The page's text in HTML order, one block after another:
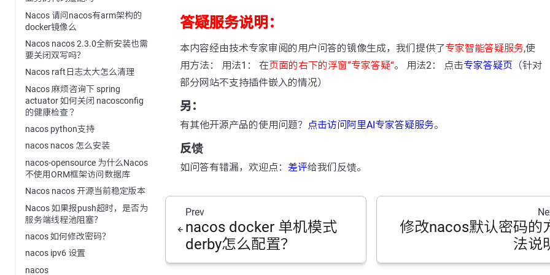
Nacos 请问nacos有arm架构的
docker镜像么
Nacos nacos 2.3.0全新安装也需
要关闭双写吗？
Nacos raft日志太大怎么清理
Nacos 麻烦咨询下 spring
actuator 如何关闭 nacosconfig
的健康检查 ？
nacos python支持
nacos nacos 怎么安装
nacos-opensource 为什么Nacos
不使用ORM框架访问数据库
Nacos nacos 开源当前稳定版本
Nacos 如果报push超时，是否为
服务端线程池阻塞？
nacos 如何修改密码？
nacos ipv6 设置
nacos
答疑服务说明：
本内容经由技术专家审阅的用户问答的镜像生成，我们提供了专家智能答疑服务,使
用方法： 用法1： 在页面的右下的浮窗”专家答疑“。 用法2： 点击专家答疑页 （针对
部分网站不支持插件嵌入的情况）
另：
有其他开源产品的使用问题？ 点击访问阿里AI专家答疑服务。
反馈
如问答有错漏，欢迎点： 差评给我们反馈。
Prev
nacos docker 单机模式
derby怎么配置？
修改nacos默认密码的
法说